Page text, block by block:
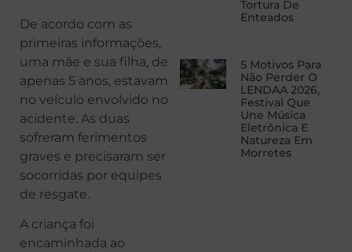
De acordo com as
primeiras informações,
uma mãe e sua filha, de
apenas 5 anos, estavam
no veículo envolvido no
acidente. As duas
sofreram ferimentos
graves e precisaram ser
socorridas por equipes
de resgate.
A criança foi
encaminhada ao
Tortura De
Enteados
5 Motivos Para
Não Perder O
LENDAA 2026,
Festival Que
Une Música
Eletrônica E
Natureza Em
Morretes